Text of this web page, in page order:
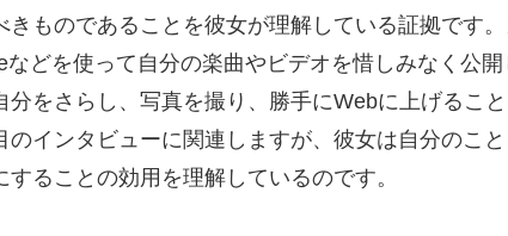
きものであることを彼女が理解している証拠です
などを使って自分の楽曲やビデオを惜しみなく公
分をさらし、写真を撮り、勝手にWebに上げるこ
のインタビューに関連しますが、彼女は自分のこ
することの効用を理解しているのです。